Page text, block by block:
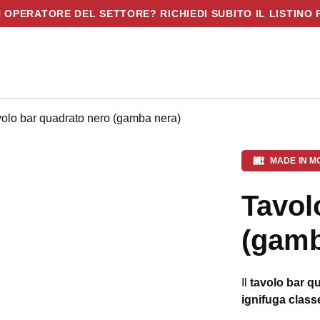
OPERATORE DEL SETTORE? RICHIEDI SUBITO IL LISTINO
bar quadrato nero (gamba nera)
MADE IN
tavolo bar
ignifuga